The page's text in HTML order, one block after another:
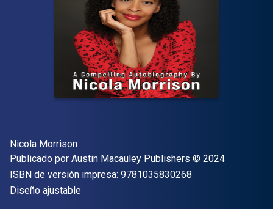
Autor(es)
Nicola Morrison
Editor
Publicado por Austin Macauley Publishers Copyright
© 2024
ISBN de versión impresa: 9781035830268
Formato
Diseño ajustable